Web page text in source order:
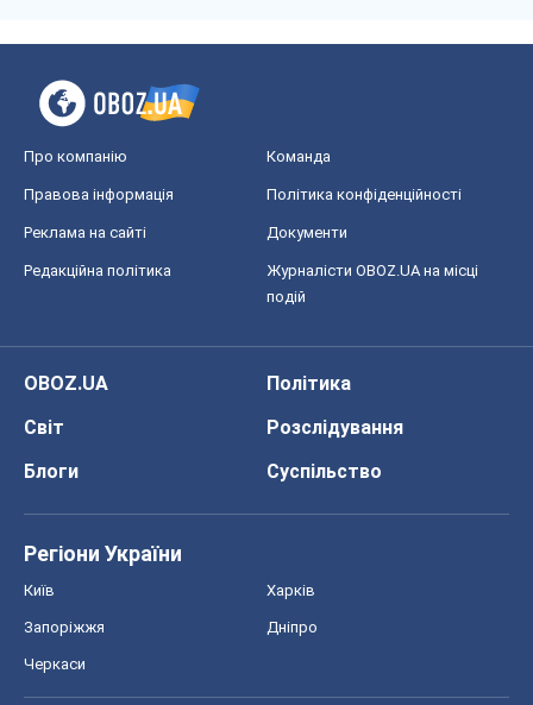
Про компанію Команда
Правова інформація Політика конфіденційності
Реклама на сайті Документи
Редакційна політика
Журналісти OBOZ.UA на місці
подій
OBOZ.UA
Політика
Світ
Розслідування
Блоги
Суспільство
Регіони України
Київ Харків
Запоріжжя Дніпро
Черкаси